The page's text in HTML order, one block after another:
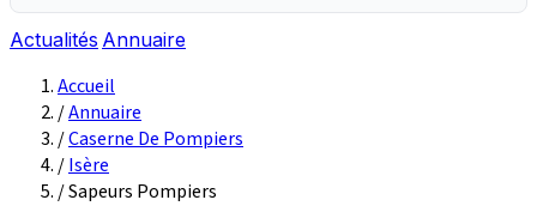
Actualités Annuaire
Accueil
/Annuaire
/Caserne De Pompiers
/Isère
/Sapeurs Pompiers